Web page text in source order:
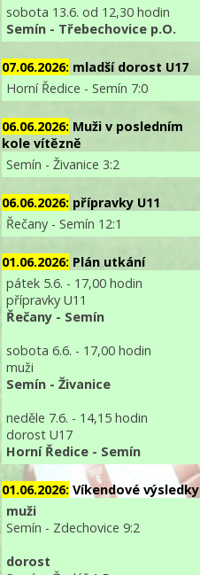
sobota 13.6. od 12,30 hodin
Semín - Třebechovice p.O.
07.06.2026: mladší dorost U17
Horní Ředice - Semín 7:0
06.06.2026: Muži v posledním
kole vítězně
Semín - Živanice 3:2
06.06.2026: přípravky U11
Řečany - Semín 12:1
01.06.2026: Plán utkání
pátek 5.6. - 17,00 hodin
přípravky U11
Řečany - Semín
sobota 6.6. - 17,00 hodin
muži
Semín - Živanice
neděle 7.6. - 14,15 hodin
dorost U17
Horní Ředice - Semín
01.06.2026: Víkendové výsledky
muži
Semín - Zdechovice 9:2
dorost